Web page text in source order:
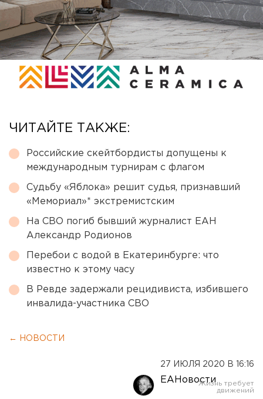
ЧИТАЙТЕ ТАКЖЕ:
Российские скейтбордисты допущены к
международным турнирам с флагом
Судьбу «Яблока» решит судья, признавший
«Мемориал»* экстремистским
На СВО погиб бывший журналист ЕАН
Александр Родионов
Перебои с водой в Екатеринбурге: что
известно к этому часу
В Ревде задержали рецидивиста, избившего
инвалида-участника СВО
← НОВОСТИ
27 ИЮЛЯ 2020 В 16:16
ЕАНовости